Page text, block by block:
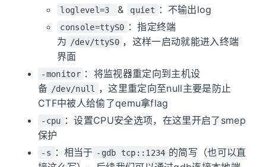
loglevel=3 & quiet ：不输出log
console=ttyS0 ：指定终端
为 /dev/ttyS0 ，这样一启动就能进入终端
界面
-monitor ：将监视器重定向到主机设
备 /dev/null
，这里重定向至null主要是防止
CTF中被人给偷了qemu拿flag
-cpu ：设置CPU安全选项，在这里开启了smep
保护
-s ：相当于 -gdb tcp::1234 的简写（也可以直